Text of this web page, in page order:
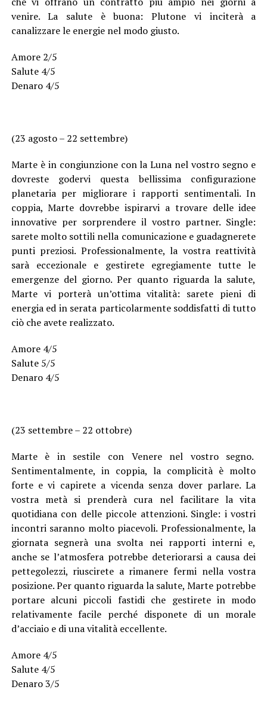
venire. La salute è buona: Plutone vi inciterà a
canalizzare le energie nel modo giusto.
Amore 2/5
Salute 4/5
Denaro 4/5
(23 agosto – 22 settembre)
Marte è in congiunzione con la Luna nel vostro segno e
dovreste godervi questa bellissima configurazione
planetaria per migliorare i rapporti sentimentali. In
coppia, Marte dovrebbe ispirarvi a trovare delle idee
innovative per sorprendere il vostro partner. Single:
sarete molto sottili nella comunicazione e guadagnerete
punti preziosi. Professionalmente, la vostra reattività
sarà eccezionale e gestirete egregiamente tutte le
emergenze del giorno. Per quanto riguarda la salute,
Marte vi porterà un’ottima vitalità: sarete pieni di
energia ed in serata particolarmente soddisfatti di tutto
ciò che avete realizzato.
Amore 4/5
Salute 5/5
Denaro 4/5
(23 settembre – 22 ottobre)
Marte è in sestile con Venere nel vostro segno.
Sentimentalmente, in coppia, la complicità è molto
forte e vi capirete a vicenda senza dover parlare. La
vostra metà si prenderà cura nel facilitare la vita
quotidiana con delle piccole attenzioni. Single: i vostri
incontri saranno molto piacevoli. Professionalmente, la
giornata segnerà una svolta nei rapporti interni e,
anche se l’atmosfera potrebbe deteriorarsi a causa dei
pettegolezzi, riuscirete a rimanere fermi nella vostra
posizione. Per quanto riguarda la salute, Marte potrebbe
portare alcuni piccoli fastidi che gestirete in modo
relativamente facile perché disponete di un morale
d’acciaio e di una vitalità eccellente.
Amore 4/5
Salute 4/5
Denaro 3/5